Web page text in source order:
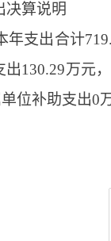
决算说明
年支出合计
出130.29万元
位补助支出0